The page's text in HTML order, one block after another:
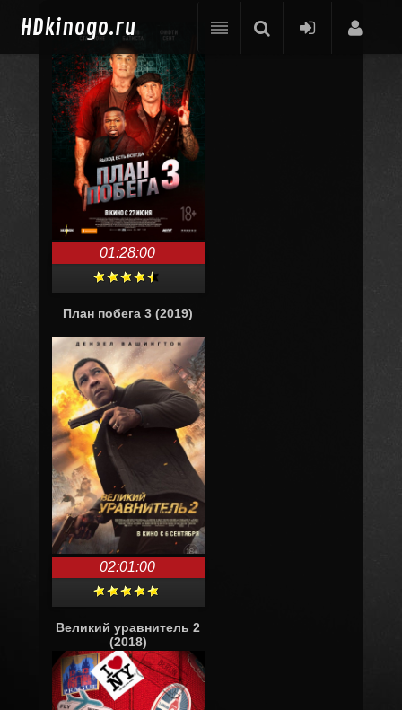
HDkinogo.ru
01:28:00
План побега 3 (2019)
02:01:00
Великий уравнитель 2
(2018)